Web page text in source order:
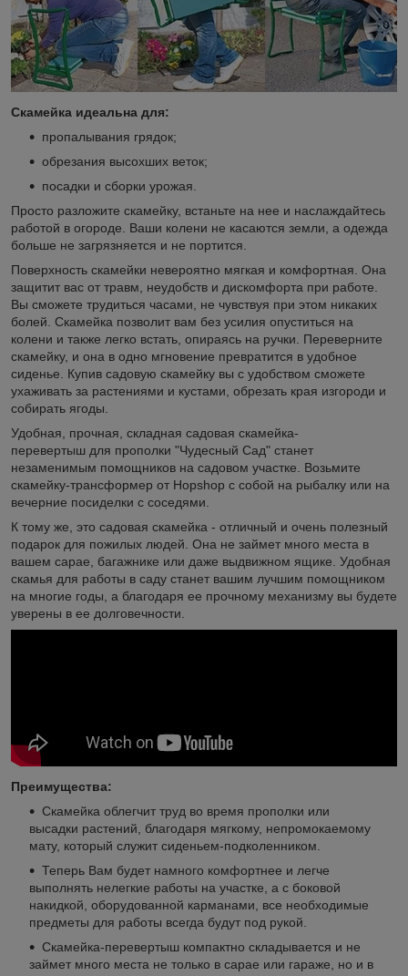
Скамейка идеальна для:
пропалывания грядок;
обрезания высохших веток;
посадки и сборки урожая.
Просто разложите скамейку, встаньте на нее и наслаждайтесь
работой в огороде. Ваши колени не касаются земли, а одежда
больше не загрязняется и не портится.
Поверхность скамейки невероятно мягкая и комфортная. Она
защитит вас от травм, неудобств и дискомфорта при работе.
Вы сможете трудиться часами, не чувствуя при этом никаких
болей. Скамейка позволит вам без усилия опуститься на
колени и также легко встать, опираясь на ручки. Переверните
скамейку, и она в одно мгновение превратится в удобное
сиденье. Купив садовую скамейку вы с удобством сможете
ухаживать за растениями и кустами, обрезать края изгороди и
собирать ягоды.
Удобная, прочная, складная садовая скамейка-
перевертыш для прополки "Чудесный Сад" станет
незаменимым помощников на садовом участке. Возьмите
скамейку-трансформер от Hopshop с собой на рыбалку или на
вечерние посиделки с соседями.
К тому же, это садовая скамейка - отличный и очень полезный
подарок для пожилых людей. Она не займет много места в
вашем сарае, багажнике или даже выдвижном ящике. Удобная
скамья для работы в саду станет вашим лучшим помощником
на многие годы, а благодаря ее прочному механизму вы будете
уверены в ее долговечности.
Преимущества:
Скамейка облегчит труд во время прополки или
высадки растений, благодаря мягкому, непромокаемому
мату, который служит сиденьем-подколенником.
Теперь Вам будет намного комфортнее и легче
выполнять нелегкие работы на участке, а с боковой
накидкой, оборудованной карманами, все необходимые
предметы для работы всегда будут под рукой.
Скамейка-перевертыш компактно складывается и не
займет много места не только в сарае или гараже, но и в